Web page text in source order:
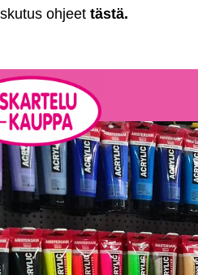
ohjeet tästä.